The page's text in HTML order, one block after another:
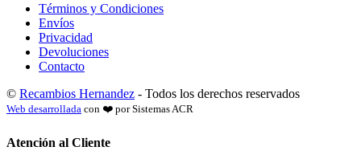
Términos y Condiciones
Envíos
Privacidad
Devoluciones
Contacto
© Recambios Hernandez - Todos los derechos reservados
Web desarrollada con ❤️ por Sistemas ACR
Atención al Cliente